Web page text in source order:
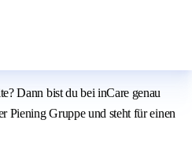
Dann bist du bei inCare genau
Piening Gruppe und steht für einen